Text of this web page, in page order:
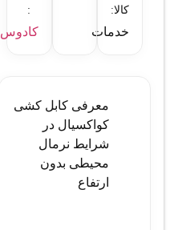
کالا:
خدمات
:
کادوس
معرفی کابل کشی
کواکسیال در
شرایط نرمال
محیطی بدون
ارتفاع